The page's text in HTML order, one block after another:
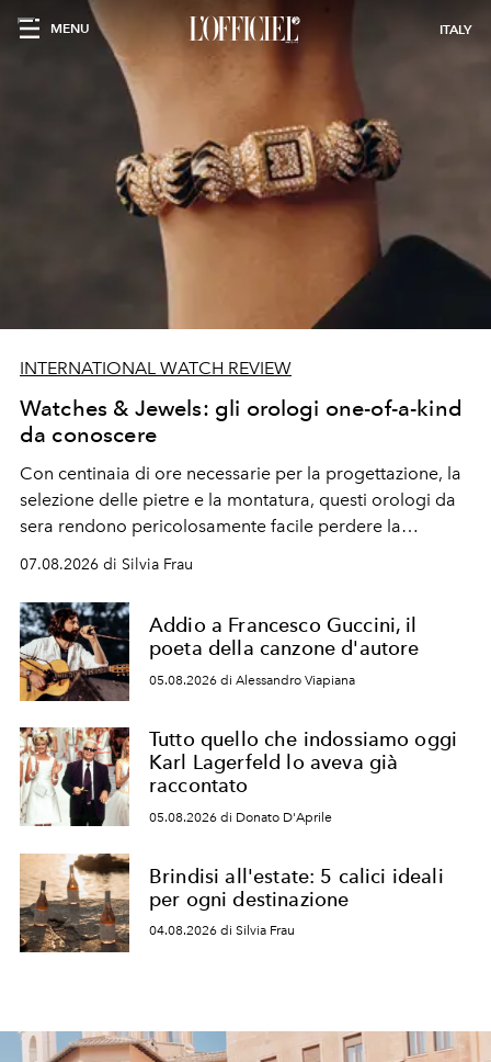
MENU ITALY
INTERNATIONAL WATCH REVIEW
Watches & Jewels: gli orologi one-of-a-kind
da conoscere
Con centinaia di ore necessarie per la progettazione, la
selezione delle pietre e la montatura, questi orologi da
sera rendono pericolosamente facile perdere la
cognizione del tempo. Ma con quadranti così
07.08.2026 di Silvia Frau
Addio a Francesco Guccini, il
poeta della canzone d'autore
05.08.2026 di Alessandro Viapiana
Tutto quello che indossiamo oggi
Karl Lagerfeld lo aveva già
raccontato
05.08.2026 di Donato D'Aprile
Brindisi all'estate: 5 calici ideali
per ogni destinazione
04.08.2026 di Silvia Frau